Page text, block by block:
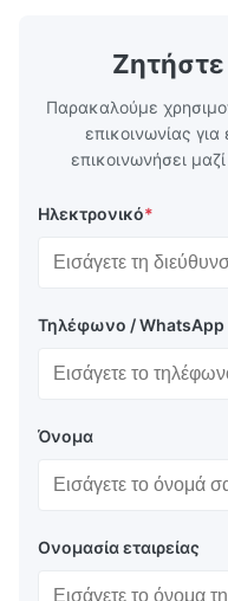
Παρακαλούμε
επικοινωνίας
επικοινωνήσει
Ηλεκτρονικό*
Τηλέφωνο / WhatsApp
Όνομα
Ονομασία εταιρείας